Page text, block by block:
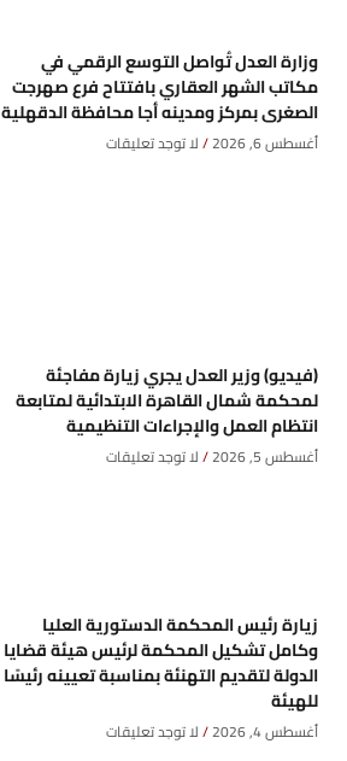
وزارة العدل تُواصل التوسع الرقمي في
مكاتب الشهر العقاري بافتتاح فرع صهرجت
الصغرى بمركز ومدينه أجا محافظة الدقهلية
أغسطس 6, 2026 لا توجد تعليقات
(فيديو) وزير العدل يجري زيارة مفاجئة
لمحكمة شمال القاهرة الابتدائية لمتابعة
انتظام العمل والإجراءات التنظيمية
أغسطس 5, 2026 لا توجد تعليقات
زيارة رئيس المحكمة الدستورية العليا
وكامل تشكيل المحكمة لرئيس هيئة قضايا
الدولة لتقديم التهنئة بمناسبة تعيينه رئيسًا
للهيئة
أغسطس 4, 2026 لا توجد تعليقات